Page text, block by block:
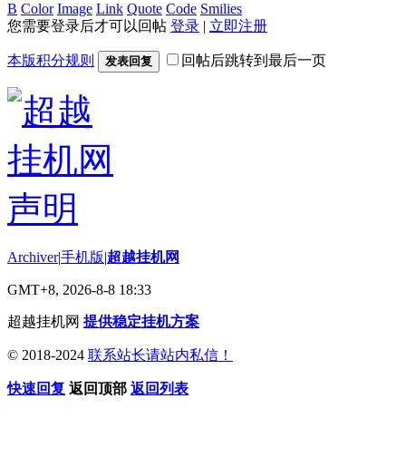
B Color Image Link Quote Code Smilies
您需要登录后才可以回帖 登录 | 立即注册
本版积分规则 发表回复 回帖后跳转到最后一页
Archiver|手机版|超越挂机网
GMT+8, 2026-8-8 18:33
超越挂机网 提供稳定挂机方案
© 2018-2024 联系站长请站内私信！
快速回复 返回顶部 返回列表